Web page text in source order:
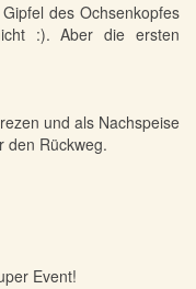
des Ochsenkopfes
:). Aber die ersten
und als Nachspeise
den Rückweg.
Event!